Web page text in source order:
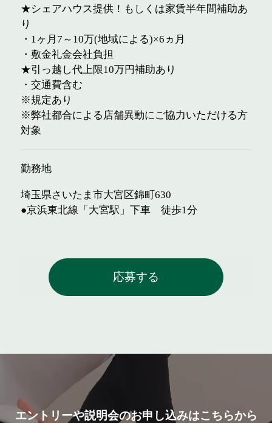
★シェアハウス提供！もしくは家賃半年間補助あ
り
・1ヶ月7～10万(地域による)×6ヵ月
・敷金礼金会社負担
★引っ越し代上限10万円補助あり
・交通費含む
※規定あり
※弊社都合による店舗異動にご協力いただける方
対象
勤務地
埼玉県さいたま市大宮区錦町630
●京浜東北線「大宮駅」下車 徒歩1分
応募する
エントリーや説明会のお申し込みはこちらから